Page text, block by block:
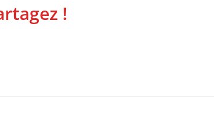
!